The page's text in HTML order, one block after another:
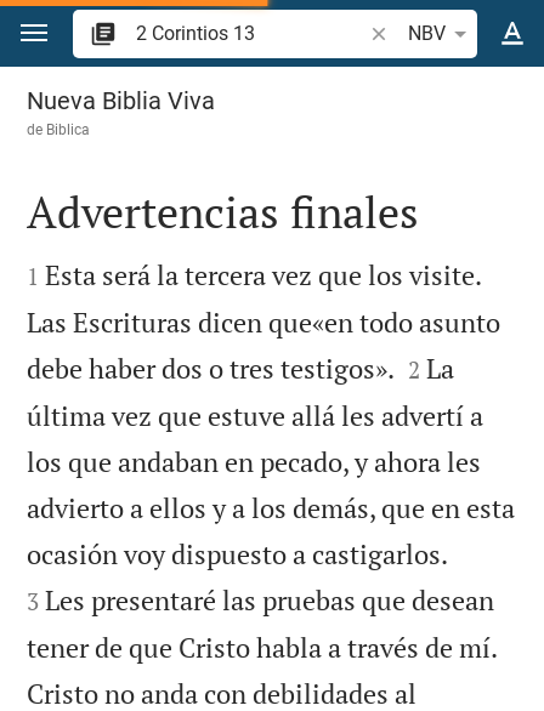
Ir a un contenido
Buscar versículo
NBV
2 Corintios 13
Nueva Biblia Viva
de Biblica

Advertencias finales

1 Esta será la tercera vez que los visite.
Las Escrituras dicen que«en todo asunto
debe haber dos o tres testigos». 

2 La
última vez que estuve allá les advertí a
los que andaban en pecado, y ahora les
advierto a ellos y a los demás, que en esta
ocasión voy dispuesto a castigarlos.
3 Les presentaré las pruebas que desean
tener de que Cristo habla a través de mí.
Cristo no anda con debilidades al